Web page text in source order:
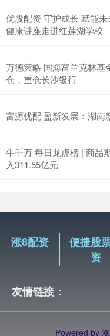
优股配资 守护成长 赋能
健康讲座走进红莲湖学校
万德策略 国海富兰克林基
仓，重仓长沙银行
富源优配 盈新发展：湖南
牛千万 每日龙虎榜 | 商品
入311.55亿元
涨8配资
便捷股
资
友情链接：
Powered by